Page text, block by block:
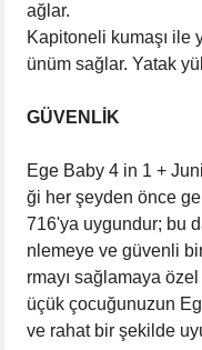
ağlar.
Kapitoneli kumaşı ile
ünüm sağlar. Yatak
GÜVENLİK
Ege Baby 4 in 1 +
ği her şeyden önce
716'ya uygundur; bu
nlemeye ve güvenli
rmayı sağlamaya
üçük çocuğunuzun
ve rahat bir şekilde